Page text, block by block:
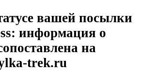
вашей посылки
информация о
на
trek.ru